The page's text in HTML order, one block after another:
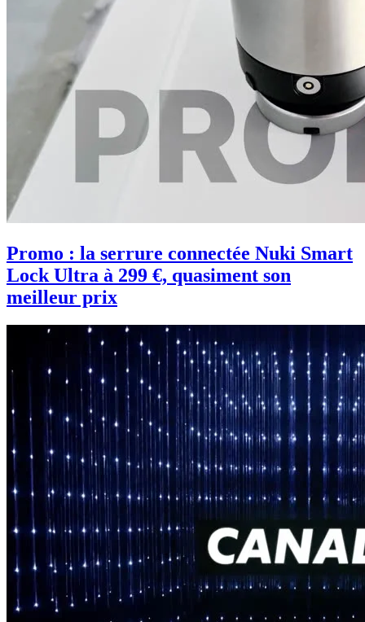
Promo : la serrure connectée Nuki Smart
Lock Ultra à 299 €, quasiment son
meilleur prix